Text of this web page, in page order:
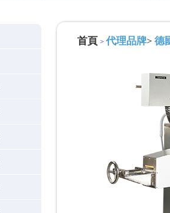
首頁 > 代理品牌> 德